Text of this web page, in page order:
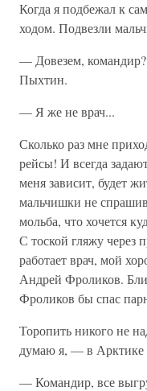
Когда я подбежал к
ходом. Подвезли
— Довезем,
Пыхтин.
— Я же не врач...
Сколько раз мне
рейсы! И всегда
меня зависит, будет
мальчишки не
мольба, что хочется
С тоской гляжу
работает врач, мой
Андрей Фроликов.
Фроликов бы спас
Торопить никого не
думаю я, — в Арктике
— Командир, все